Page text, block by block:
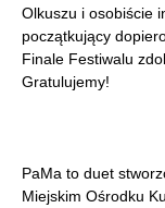
Olkuszu i osobiście
początkujący
Finale Festiwalu
Gratulujemy!
PaMa to duet
Miejskim Ośrodku